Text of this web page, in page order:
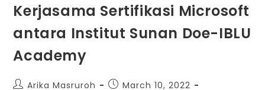
Kerjasama Sertifikasi Microsoft
antara Institut Sunan Doe-IBLU
Academy
Arika Masruroh
March 10, 2022